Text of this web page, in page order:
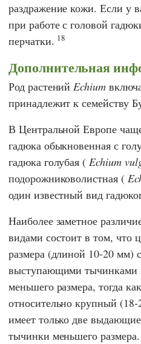
раздражение кожи. Если у
при работе с головой
перчатки. 18
Дополнительная
Род растенийEchium
принадлежит к семейству
В Центральной Европе чаще
гадюка обыкновенная с
гадюка голубая (Echium
подорожниковолистная (
один известный вид
Наиболее заметное
видами состоит в том, что
размера (длиной 10-20 мм)
выступающими тычинками
меньшего размера, тогда
относительно крупный
имеет только две
тычинки меньшего размера.